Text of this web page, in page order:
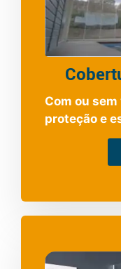
Com ou
proteção e